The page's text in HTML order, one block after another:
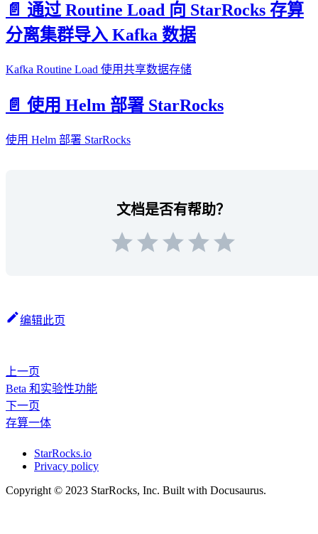
📄️ 通过 Routine Load 向 StarRocks 存算
分离集群导入 Kafka 数据
Kafka Routine Load 使用共享数据存储
📄️ 使用 Helm 部署 StarRocks
使用 Helm 部署 StarRocks
文档是否有帮助？
编辑此页
上一页
Beta 和实验性功能
下一页
存算一体
StarRocks.io
Privacy policy
Copyright © 2023 StarRocks, Inc. Built with Docusaurus.